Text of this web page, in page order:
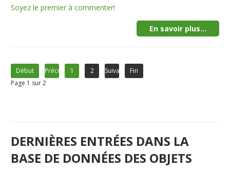
Soyez le premier à commenter!
En savoir plus...
Début Précédent1 2 Suivant
Fin
Page 1 sur 2
DERNIÈRES ENTRÉES DANS LA
BASE DE DONNÉES DES OBJETS